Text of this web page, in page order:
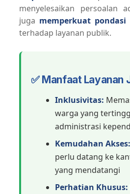
menyelesaikan persoalan
juga memperkuat pondasi
terhadap layanan publik.
✅ Manfaat Layanan
Inklusivitas:
warga yang
administrasi
Kemudahan Akses:
perlu datang ke
yang mendatangi
Perhatian Khusus: